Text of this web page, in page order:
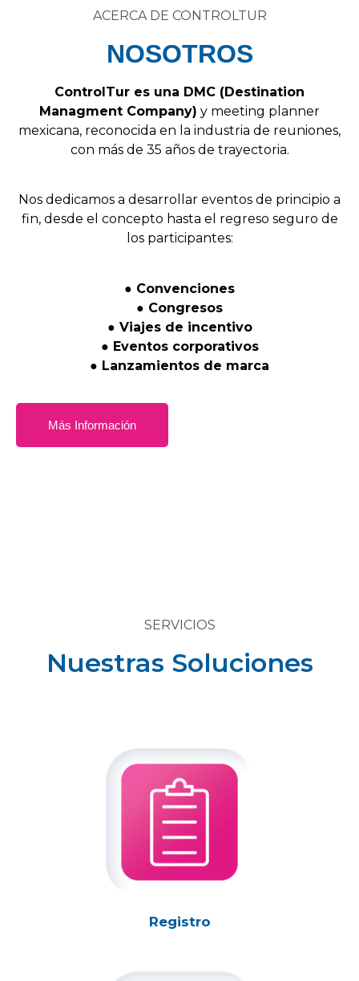
ACERCA DE CONTROLTUR
NOSOTROS
ControlTur es una DMC (Destination
Managment Company) y meeting planner
mexicana, reconocida en la industria de reuniones,
con más de 35 años de trayectoria.
Nos dedicamos a desarrollar eventos de principio a
fin, desde el concepto hasta el regreso seguro de
los participantes:
● Convenciones
● Congresos
● Viajes de incentivo
● Eventos corporativos
● Lanzamientos de marca
Más Información
SERVICIOS
Nuestras Soluciones
Registro